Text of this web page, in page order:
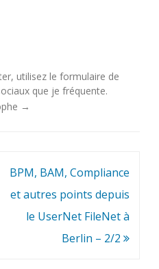
utilisez le formulaire de
que je fréquente.
→
BPM, BAM, Compliance
et autres points depuis
le UserNet FileNet à
Berlin – 2/2